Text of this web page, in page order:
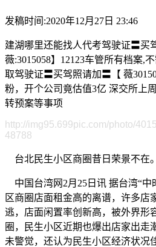
发稿时间:2020年12月27日 23:46
建湖哪里还能找人代考驾驶证〓买
薇:3015058】12123车管所有档案,
取驾驶证〓买驾照请加〓【 薇
粉，开个公司竟估值3亿 深交所上
转预案等事项
http://img95.699pic.com/photo/
48788
台北民生小区商圈昔日荣景不在。
中国台湾网2月25日讯 据台湾“中
区商圈店面租金高的离谱，许多店
逃，店面闲置率创新高，被外界形
圈，民生小区近期也爆出店家出走
未警觉，还认为民生小区经济状况